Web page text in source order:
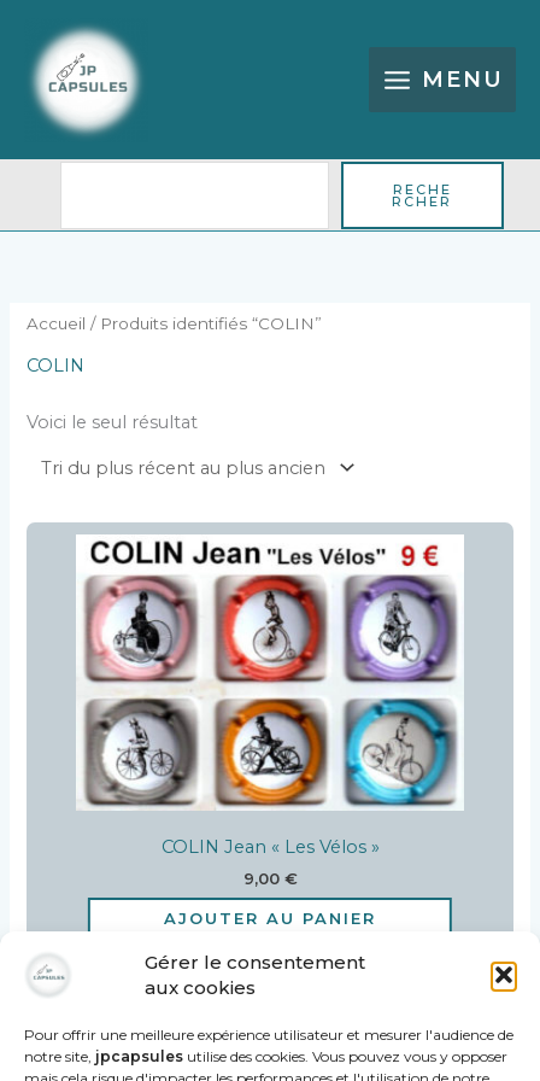
Gérer le consentement
aux cookies
Pour offrir une meilleure expérience utilisateur et mesurer l'audience de
notre site, jpcapsules utilise des cookies. Vous pouvez vous y opposer
contenu
MENU
RECHE
RCHER
Accueil / Produits identifiés “COLIN”
COLIN
Voici le seul résultat
COLIN Jean « Les Vélos »
9,00 €
AJOUTER AU PANIER